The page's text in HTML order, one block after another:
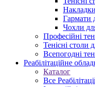
Накладки
Гармати
Чохли
Професійні
Тенісні столи
Всепогодні
Реабілітаційне
Каталог
Все